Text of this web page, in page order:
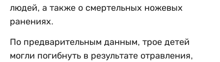
людей, а также о смертельных ножевых
ранениях.
По предварительным данным, трое детей
могли погибнуть в результате отравления,